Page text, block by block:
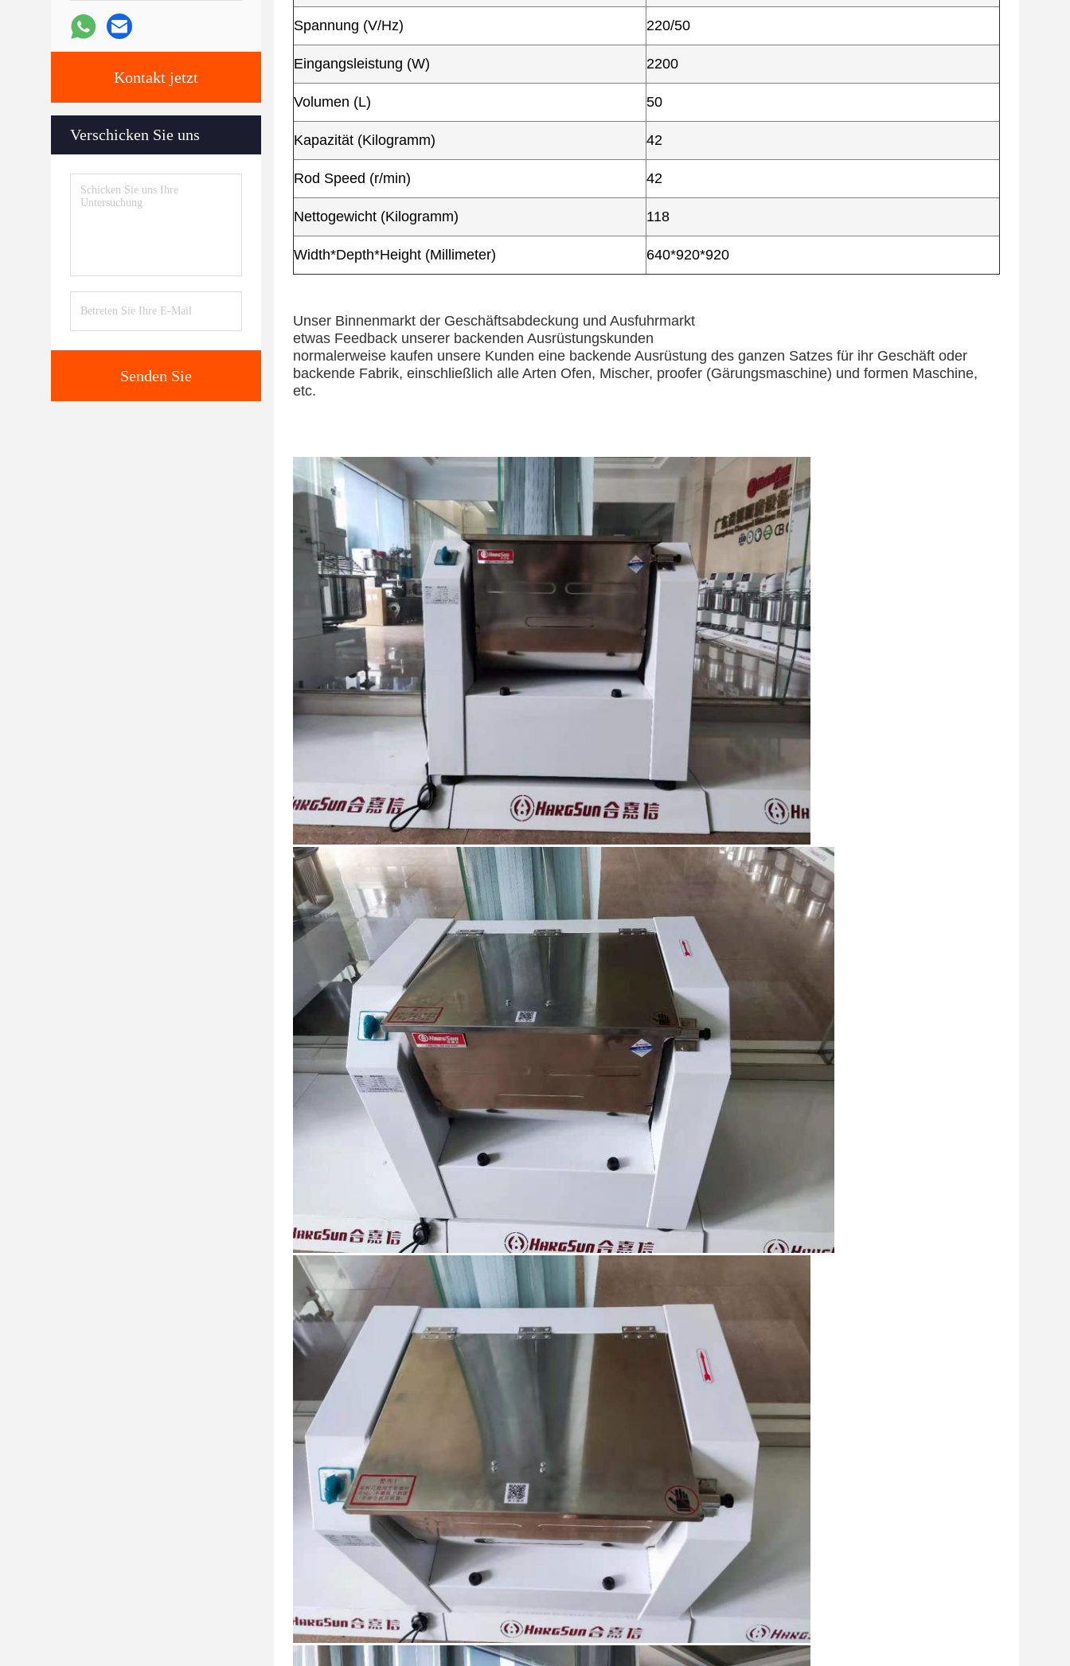
Kontakt jetzt
Verschicken Sie uns
Senden Sie
Spannung (V/Hz) 220/50
Eingangsleistung (W) 2200
Volumen (L) 50
Kapazität (Kilogramm) 42
Rod Speed (r/min) 42
Nettogewicht (Kilogramm) 118
Width*Depth*Height (Millimeter) 640*920*920
Unser Binnenmarkt der Geschäftsabdeckung und Ausfuhrmarkt
etwas Feedback unserer backenden Ausrüstungskunden
normalerweise kaufen unsere Kunden eine backende Ausrüstung des ganzen Satzes für ihr Geschäft oder
backende Fabrik, einschließlich alle Arten Ofen, Mischer, proofer (Gärungsmaschine) und formen Maschine,
etc.